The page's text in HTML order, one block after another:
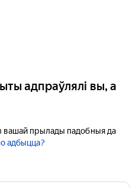
адпраўлялі вы, а
вашай прылады падобныя да
адбыцца?